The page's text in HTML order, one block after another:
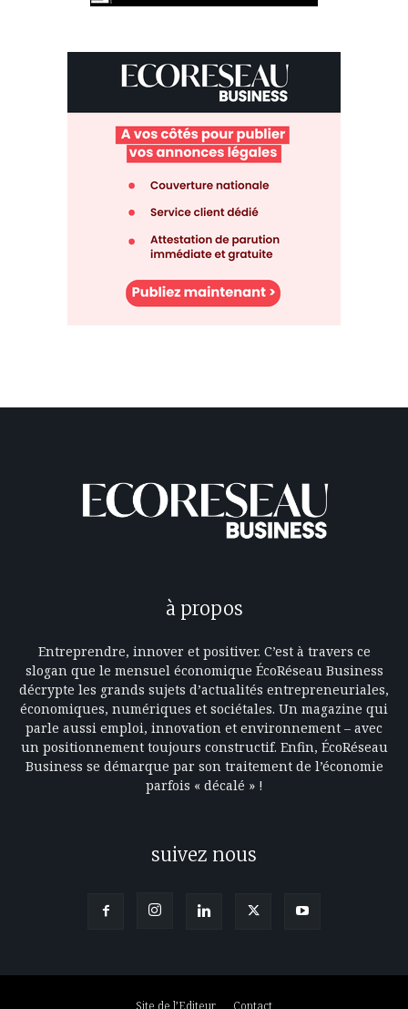
à propos
Entreprendre, innover et positiver. C’est à travers ce
slogan que le mensuel économique ÉcoRéseau Business
décrypte les grands sujets d’actualités entrepreneuriales,
économiques, numériques et sociétales. Un magazine qui
parle aussi emploi, innovation et environnement – avec
un positionnement toujours constructif. Enfin, ÉcoRéseau
Business se démarque par son traitement de l’économie
parfois « décalé » !
suivez nous
Site de l’Editeur Contact